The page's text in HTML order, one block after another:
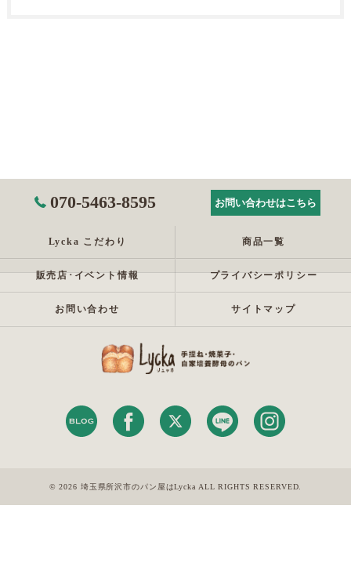
070-5463-8595 お問い合わせはこちら
Lycka こだわり 商品一覧
販売店･イベント情報 プライバシーポリシー
お問い合わせ サイトマップ
© 2026 埼玉県所沢市のパン屋はLycka ALL RIGHTS RESERVED.